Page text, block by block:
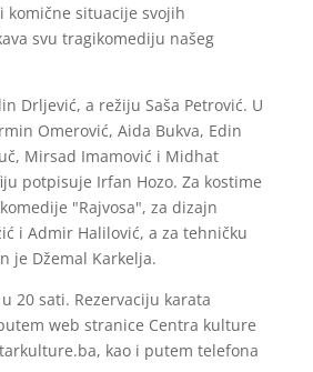
situacije svojih
svu tragikomediju našeg
Drljević, a režiju Saša Petrović. U
Omerović, Aida Bukva, Edin
Mirsad Imamović i Midhat
potpisuje Irfan Hozo. Za kostime
"Rajvosa", za dizajn
i Admir Halilović, a za tehničku
je Džemal Karkelja.
20 sati. Rezervaciju karata
web stranice Centra kulture
kao i putem telefona